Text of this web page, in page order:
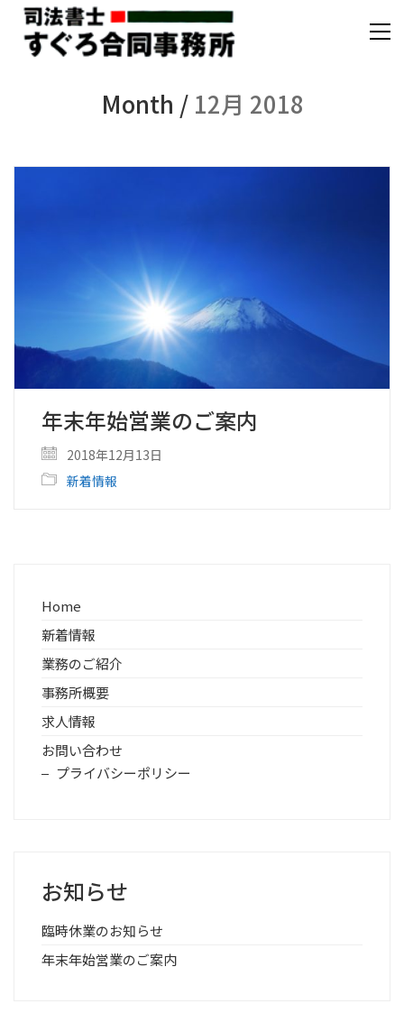
Month / 12月 2018
年末年始営業のご案内
2018年12月13日
新着情報
Home
新着情報
業務のご紹介
事務所概要
求人情報
お問い合わせ
プライバシーポリシー
お知らせ
臨時休業のお知らせ
年末年始営業のご案内